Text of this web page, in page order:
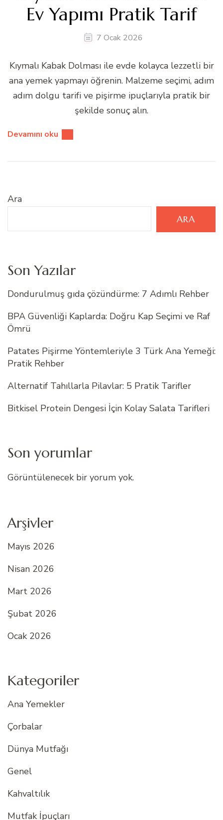
Ev Yapımı Pratik Tarif
7 Ocak 2026
Kıymalı Kabak Dolması ile evde kolayca lezzetli bir
ana yemek yapmayı öğrenin. Malzeme seçimi, adım
adım dolgu tarifi ve pişirme ipuçlarıyla pratik bir
şekilde sonuç alın.
Devamını oku
Ara
ARA
Son Yazılar
Dondurulmuş gıda çözündürme: 7 Adımlı Rehber
BPA Güvenliği Kaplarda: Doğru Kap Seçimi ve Raf
Ömrü
Patates Pişirme Yöntemleriyle 3 Türk Ana Yemeği:
Pratik Rehber
Alternatif Tahıllarla Pilavlar: 5 Pratik Tarifler
Bitkisel Protein Dengesi İçin Kolay Salata Tarifleri
Son yorumlar
Görüntülenecek bir yorum yok.
Arşivler
Mayıs 2026
Nisan 2026
Mart 2026
Şubat 2026
Ocak 2026
Kategoriler
Ana Yemekler
Çorbalar
Dünya Mutfağı
Genel
Kahvaltılık
Mutfak İpuçları